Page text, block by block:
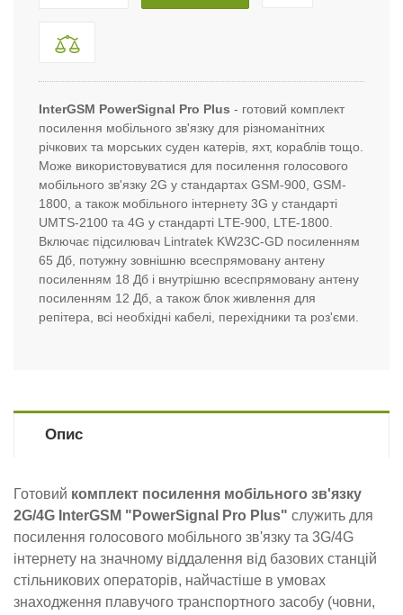
InterGSM PowerSignal Pro Plus - готовий комплект
посилення мобільного зв'язку для різноманітних
річкових та морських суден катерів, яхт, кораблів тощо.
Може використовуватися для посилення голосового
мобільного зв'язку 2G у стандартах GSM-900, GSM-
1800, а також мобільного інтернету 3G у стандарті
UMTS-2100 та 4G у стандарті LTE-900, LTE-1800.
Включає підсилювач Lintratek KW23C-GD посиленням
65 Дб, потужну зовнішню всеспрямовану антену
посиленням 18 Дб і внутрішню всеспрямовану антену
посиленням 12 Дб, а також блок живлення для
репітера, всі необхідні кабелі, перехідники та роз'єми.
Опис
Готовий комплект посилення мобільного зв'язку
2G/4G InterGSM "PowerSignal Pro Plus" служить для
посилення голосового мобільного зв'язку та 3G/4G
інтернету на значному віддалення від базових станцій
стільникових операторів, найчастіше в умовах
знаходження плавучого транспортного засобу (човни,